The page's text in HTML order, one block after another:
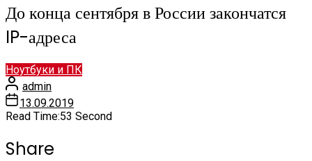
До конца сентября в России закончатся
IP-адреса
Ноутбуки и ПК
admin
13.09.2019
Read Time:53 Second
Share